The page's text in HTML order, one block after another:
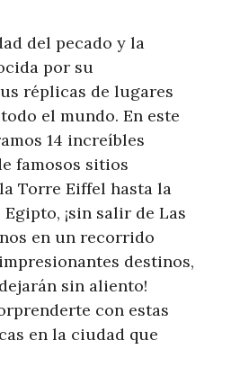
del pecado y la
por su
réplicas de lugares
el mundo. En este
14 increíbles
famosos sitios
Torre Eiffel hasta la
¡sin salir de Las
en un recorrido
destinos,
sin aliento!
con estas
en la ciudad que